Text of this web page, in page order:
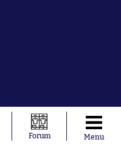
Forum Menu